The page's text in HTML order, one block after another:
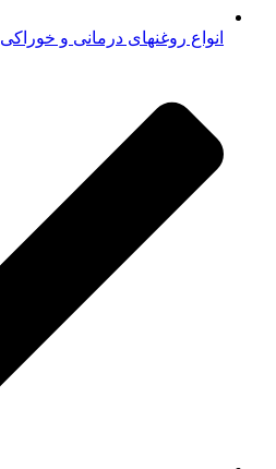
انواع روغنهای درمانی و خوراکی